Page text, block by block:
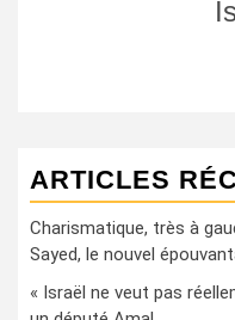
ARTICLES
Charismatique, très à
Sayed, le nouvel
« Israël ne veut pas